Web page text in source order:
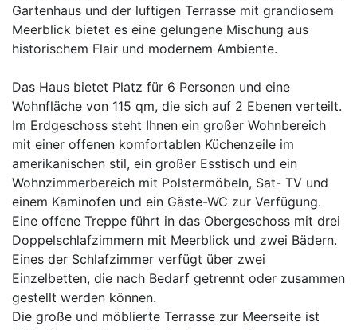
Gartenhaus und der luftigen Terrasse mit grandiosem
Meerblick bietet es eine gelungene Mischung aus
historischem Flair und modernem Ambiente.
Das Haus bietet Platz für 6 Personen und eine
Wohnfläche von 115 qm, die sich auf 2 Ebenen verteilt.
Im Erdgeschoss steht Ihnen ein großer Wohnbereich
mit einer offenen komfortablen Küchenzeile im
amerikanischen stil, ein großer Esstisch und ein
Wohnzimmerbereich mit Polstermöbeln, Sat- TV und
einem Kaminofen und ein Gäste-WC zur Verfügung.
Eine offene Treppe führt in das Obergeschoss mit drei
Doppelschlafzimmern mit Meerblick und zwei Bädern.
Eines der Schlafzimmer verfügt über zwei
Einzelbetten, die nach Bedarf getrennt oder zusammen
gestellt werden können.
Die große und möblierte Terrasse zur Meerseite ist